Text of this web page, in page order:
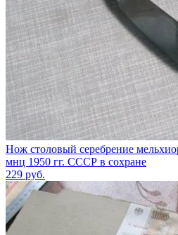
Нож столовый серебрение
мнц 1950 гг. СССР в сохране
229 руб.